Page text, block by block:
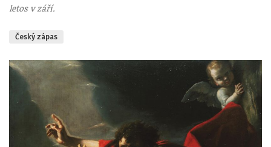
letos v září.
Český zápas